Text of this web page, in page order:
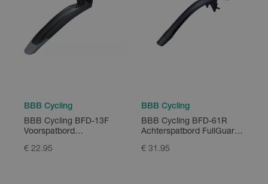
BBB Cycling
BBB Cycling BFD-13F
Voorspatbord
€ 22.95
BBB Cycling
BBB Cycling BFD-61R
Achterspatbord FullGuard
€ 31.95